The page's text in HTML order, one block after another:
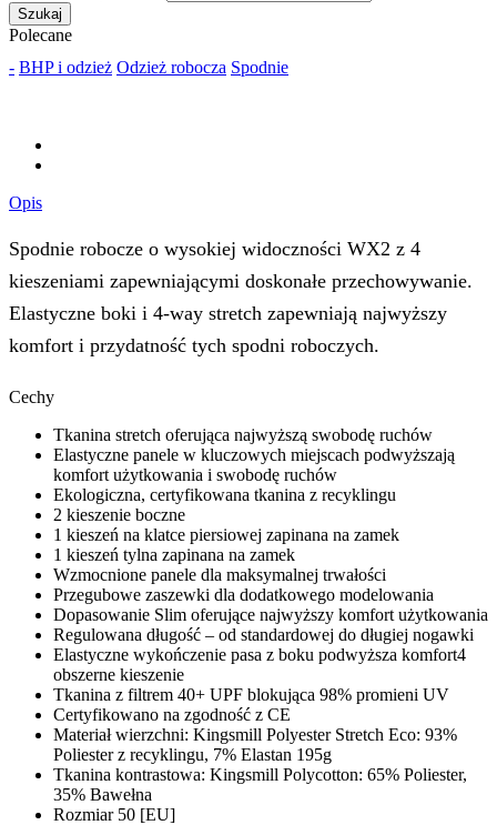
Szukaj
Polecane
- BHP i odzież Odzież robocza Spodnie
Opis
Spodnie robocze o wysokiej widoczności WX2 z 4
kieszeniami zapewniającymi doskonałe przechowywanie.
Elastyczne boki i 4-way stretch zapewniają najwyższy
komfort i przydatność tych spodni roboczych.
Cechy
Tkanina stretch oferująca najwyższą swobodę ruchów
Elastyczne panele w kluczowych miejscach podwyższają
komfort użytkowania i swobodę ruchów
Ekologiczna, certyfikowana tkanina z recyklingu
2 kieszenie boczne
1 kieszeń na klatce piersiowej zapinana na zamek
1 kieszeń tylna zapinana na zamek
Wzmocnione panele dla maksymalnej trwałości
Przegubowe zaszewki dla dodatkowego modelowania
Dopasowanie Slim oferujące najwyższy komfort użytkowania
Regulowana długość – od standardowej do długiej nogawki
Elastyczne wykończenie pasa z boku podwyższa komfort4
obszerne kieszenie
Tkanina z filtrem 40+ UPF blokująca 98% promieni UV
Certyfikowano na zgodność z CE
Materiał wierzchni: Kingsmill Polyester Stretch Eco: 93%
Poliester z recyklingu, 7% Elastan 195g
Tkanina kontrastowa: Kingsmill Polycotton: 65% Poliester,
35% Bawełna
Rozmiar 50 [EU]